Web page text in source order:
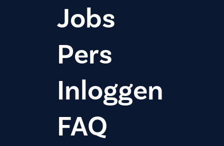
Jobs
Pers
Inloggen
FAQ